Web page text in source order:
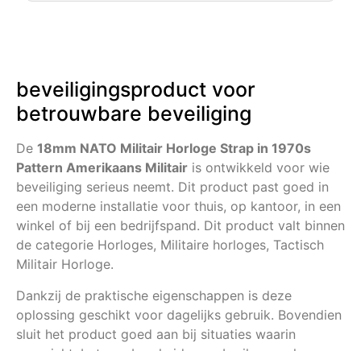
beveiligingsproduct voor
betrouwbare beveiliging
De 18mm NATO Militair Horloge Strap in 1970s
Pattern Amerikaans Militair is ontwikkeld voor wie
beveiliging serieus neemt. Dit product past goed in
een moderne installatie voor thuis, op kantoor, in een
winkel of bij een bedrijfspand. Dit product valt binnen
de categorie Horloges, Militaire horloges, Tactisch
Militair Horloge.
Dankzij de praktische eigenschappen is deze
oplossing geschikt voor dagelijks gebruik. Bovendien
sluit het product goed aan bij situaties waarin